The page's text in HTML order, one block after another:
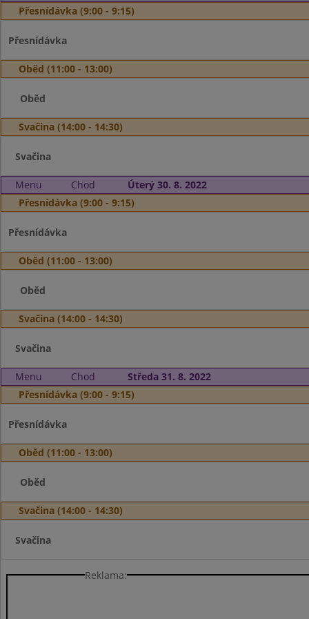
Přesnídávka (9:00 - 9:15)
Přesnídávka
Oběd (11:00 - 13:00)
Oběd
Svačina (14:00 - 14:30)
Svačina
Menu Chod
Úterý 30. 8. 2022
Přesnídávka (9:00 - 9:15)
Přesnídávka
Oběd (11:00 - 13:00)
Oběd
Svačina (14:00 - 14:30)
Svačina
Menu Chod
Středa 31. 8. 2022
Přesnídávka (9:00 - 9:15)
Přesnídávka
Oběd (11:00 - 13:00)
Oběd
Svačina (14:00 - 14:30)
Svačina
Reklama: